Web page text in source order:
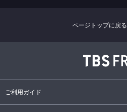
ご利用ガイド
ページトップに戻る